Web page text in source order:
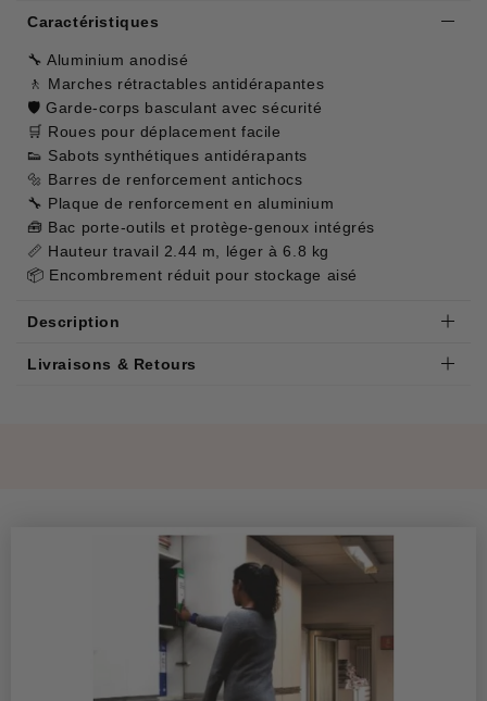
Caractéristiques
🔧 Aluminium anodisé
🚶 Marches rétractables antidérapantes
🛡 Garde-corps basculant avec sécurité
🛒 Roues pour déplacement facile
👟 Sabots synthétiques antidérapants
🔩 Barres de renforcement antichocs
🔧 Plaque de renforcement en aluminium
🧰 Bac porte-outils et protège-genoux intégrés
📏 Hauteur travail 2.44 m, léger à 6.8 kg
📦 Encombrement réduit pour stockage aisé
Description
Livraisons & Retours